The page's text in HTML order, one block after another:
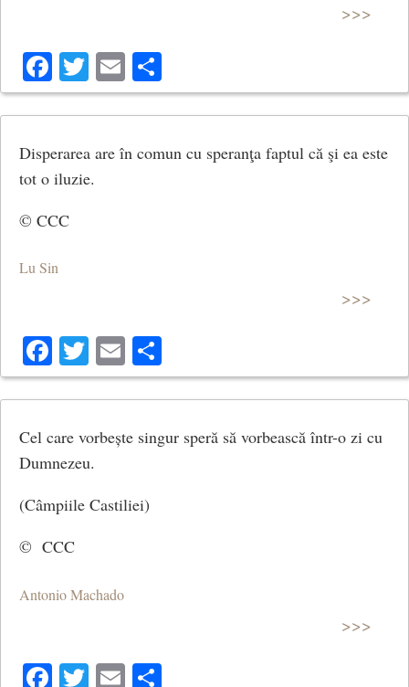
>>>
Facebook
Twitter
Email
Disperarea are în comun cu speranţa faptul că şi ea este
tot o iluzie.
© CCC
Lu Sin
>>>
Facebook
Twitter
Email
Cel care vorbește singur speră să vorbească într-o zi cu
Dumnezeu.
(Câmpiile Castiliei)
© CCC
Antonio Machado
>>>
Facebook
Twitter
Email